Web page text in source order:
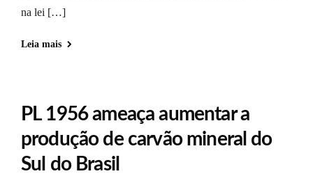
na lei […]
Leia mais
PL 1956 ameaça aumentar a
produção de carvão mineral do
Sul do Brasil